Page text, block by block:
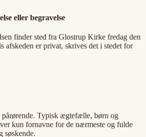
eller begravelse
finder sted fra Glostrup Kirke fredag den
afskeden er privat, skrives det i stedet for
pårørende. Typisk ægtefælle, børn og
kun fornavne for de nærmeste og fulde
søskende.